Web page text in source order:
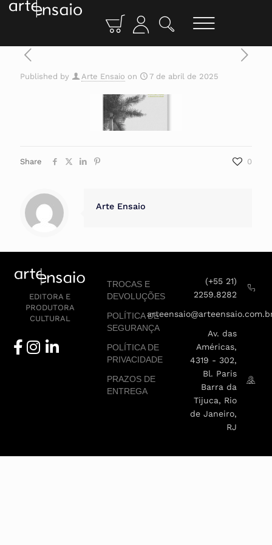
Published by Arte Ensaio on 7 de abril de 2025
Share 0
Arte Ensaio
EDITORA E
PRODUTORA
CULTURAL
TROCAS E
DEVOLUÇÕES
POLÍTICA DE
SEGURANÇA
POLÍTICA DE
PRIVACIDADE
PRAZOS DE
ENTREGA
(+55 21)
2259.8282
Av. das
Américas,
4319 - 302,
Bl. Paris
Barra da
Tijuca, Rio
de Janeiro,
RJ